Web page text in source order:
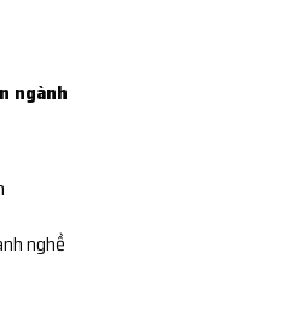
ngành
nghề